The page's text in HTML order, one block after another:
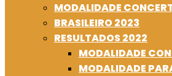
MODALIDADE
BRASILEIRO 2023
RESULTADOS 2022
MODALIDADE
MODALIDADE